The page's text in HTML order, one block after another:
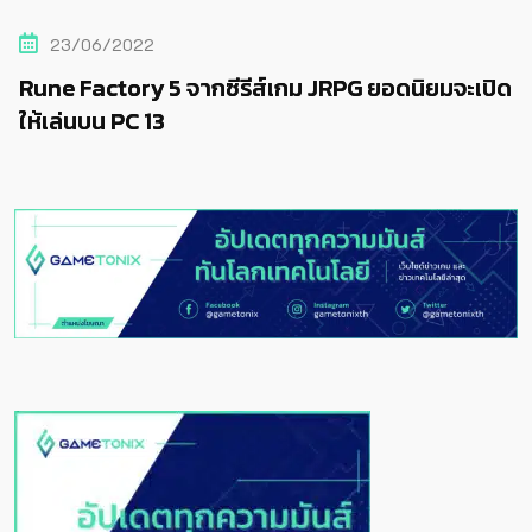
23/06/2022
Rune Factory 5 จากซีรีส์เกม JRPG ยอดนิยมจะเปิด
ให้เล่นบน PC 13